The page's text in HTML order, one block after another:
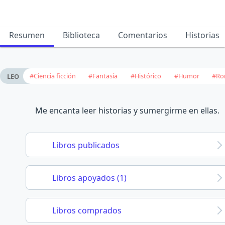
Resumen Biblioteca Comentarios Historias
LEO #Ciencia ficción #Fantasía #Histórico #Humor
Me encanta leer historias y sumergirme en ellas.
Libros publicados
Libros apoyados (1)
Libros comprados